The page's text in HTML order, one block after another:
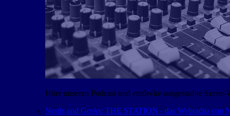
Höre unseren Podcast und entdecke ausgesuchte Szene-
Nerds and Geeks: THE STATION - das Webradio von